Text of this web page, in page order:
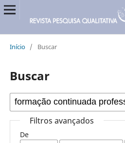
Início / Buscar
Buscar
Filtros avançados
De